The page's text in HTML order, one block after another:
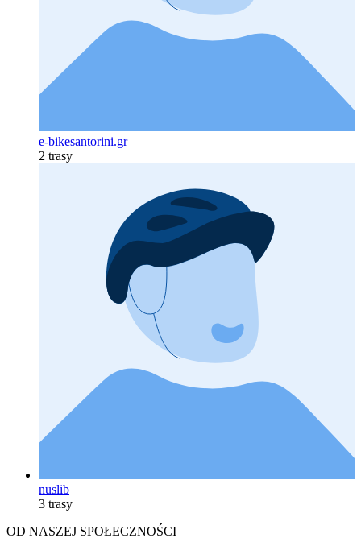
e-bikesantorini.gr
2 trasy
nuslib
3 trasy
OD NASZEJ SPOŁECZNOŚCI